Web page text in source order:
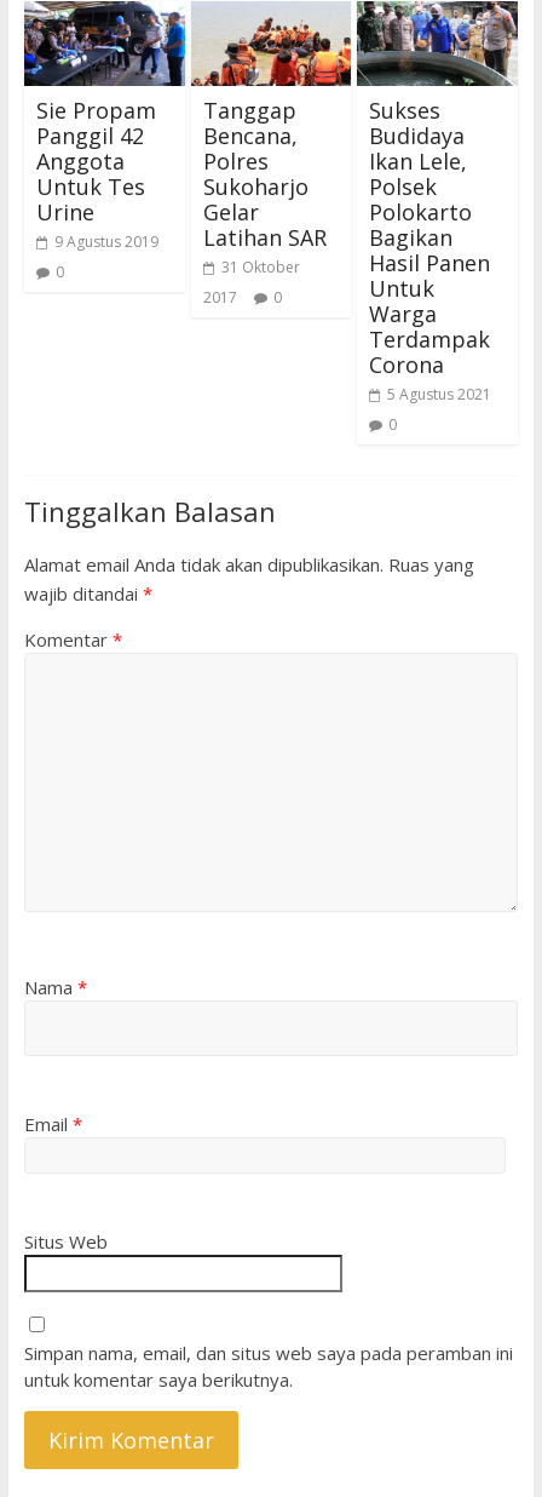
Sie Propam
Panggil 42
Anggota
Untuk Tes
Urine
9 Agustus 2019
0
Tanggap
Bencana,
Polres
Sukoharjo
Gelar
Latihan SAR
31 Oktober
2017
0
Sukses
Budidaya
Ikan Lele,
Polsek
Polokarto
Bagikan
Hasil Panen
Untuk
Warga
Terdampak
Corona
5 Agustus 2021
0
Tinggalkan Balasan
Alamat email Anda tidak akan dipublikasikan. Ruas yang
wajib ditandai *
Komentar *
Nama *
Email *
Situs Web
Simpan nama, email, dan situs web saya pada peramban ini
untuk komentar saya berikutnya.